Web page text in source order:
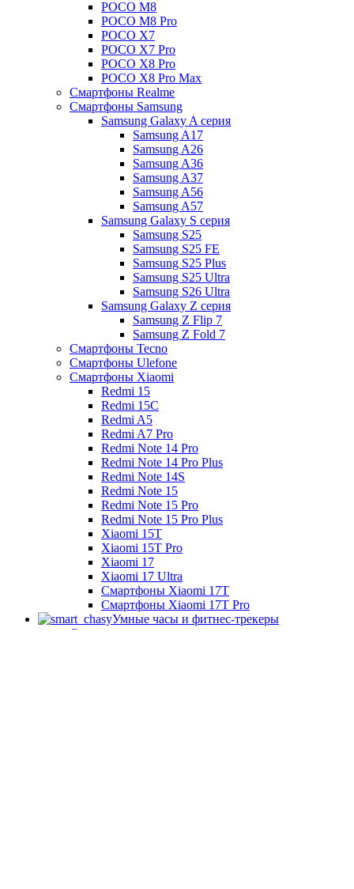
POCO M8
POCO M8 Pro
POCO X7
POCO X7 Pro
POCO X8 Pro
POCO X8 Pro Max
Смартфоны Realme
Смартфоны Samsung
Samsung Galaxy A серия
Samsung A17
Samsung A26
Samsung A36
Samsung A37
Samsung A56
Samsung A57
Samsung Galaxy S серия
Samsung S25
Samsung S25 FE
Samsung S25 Plus
Samsung S25 Ultra
Samsung S26 Ultra
Samsung Galaxy Z серия
Samsung Z Flip 7
Samsung Z Fold 7
Смартфоны Tecno
Смартфоны Ulefone
Смартфоны Xiaomi
Redmi 15
Redmi 15C
Redmi A5
Redmi A7 Pro
Redmi Note 14 Pro
Redmi Note 14 Pro Plus
Redmi Note 14S
Redmi Note 15
Redmi Note 15 Pro
Redmi Note 15 Pro Plus
Xiaomi 15T
Xiaomi 15T Pro
Xiaomi 17
Xiaomi 17 Ultra
Смартфоны Xiaomi 17Т
Смартфоны Xiaomi 17Т Pro
Умные часы и фитнес-трекеры
Смарт часы